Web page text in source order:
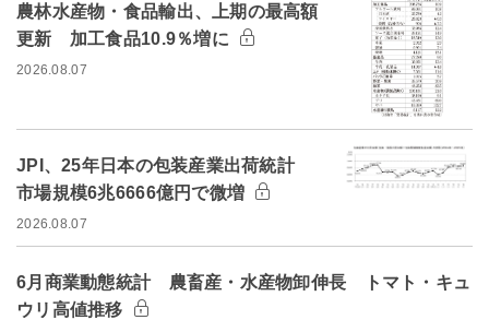
農林水産物・食品輸出、上期の最高額
更新 加工食品10.9％増に
2026.08.07
JPI、25年日本の包装産業出荷統計
市場規模6兆6666億円で微増
2026.08.07
6月商業動態統計 農畜産・水産物卸伸長 トマト・キュ
ウリ高値推移